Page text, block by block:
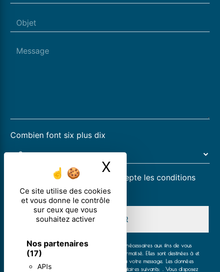
Ce site utilise des cookies
et vous donne le contrôle
sur ceux que vous
souhaitez activer
Nos partenaires
(17)
APIs
X Masquer le
Combien font six plus dix
En cochant cette case, j'accepte les conditions
particulières ci-dessous **
ENVOYER
** Les données personnelles communiquées sont nécessaires aux fins de vous
contacter et sont enregistrées dans un fichier informatisé. Elles sont destinées à et
ses sous-traitants dans le seul but de répondre à votre message. Les données
collectées seront communiquées aux seuls destinataires suivants: . Vous disposez